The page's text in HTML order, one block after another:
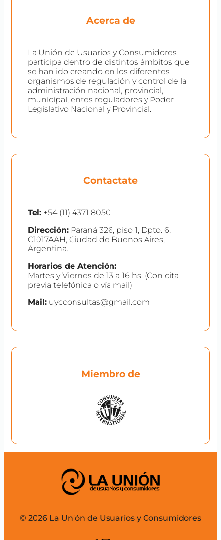
Acerca de
La Unión de Usuarios y Consumidores
participa dentro de distintos ámbitos que
se han ido creando en los diferentes
organismos de regulación y control de la
administración nacional, provincial,
municipal, entes reguladores y Poder
Legislativo Nacional y Provincial.
Contactate
Tel: +54 (11) 4371 8050
Dirección: Paraná 326, piso 1, Dpto. 6,
C1017AAH, Ciudad de Buenos Aires,
Argentina.
Horarios de Atención:
Martes y Viernes de 13 a 16 hs. (Con cita
previa telefónica o vía mail)
Mail: uycconsultas@gmail.com
Miembro de
© 2026 La Unión de Usuarios y Consumidores